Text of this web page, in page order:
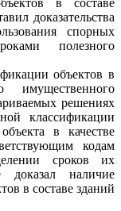
в составе
доказательства
спорных
полезного
объектов в
имущественного
решениях
классификации
в качестве
кодам
сроков их
доказал наличие
в составе зданий